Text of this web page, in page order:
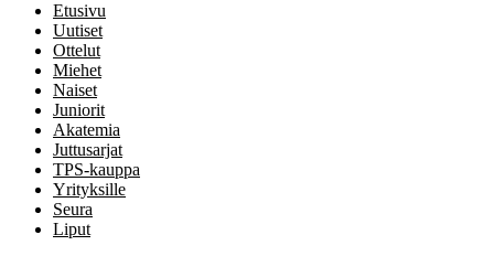
Etusivu
Uutiset
Ottelut
Miehet
Naiset
Juniorit
Akatemia
Juttusarjat
TPS-kauppa
Yrityksille
Seura
Liput